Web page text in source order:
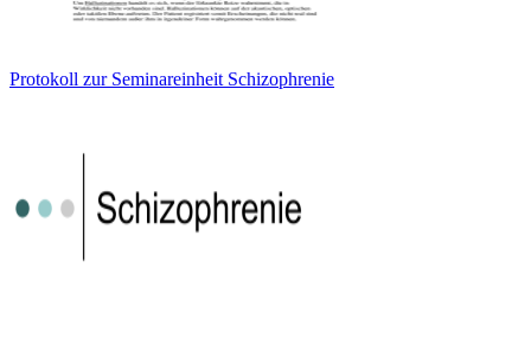
Protokoll zur Seminareinheit Schizophrenie